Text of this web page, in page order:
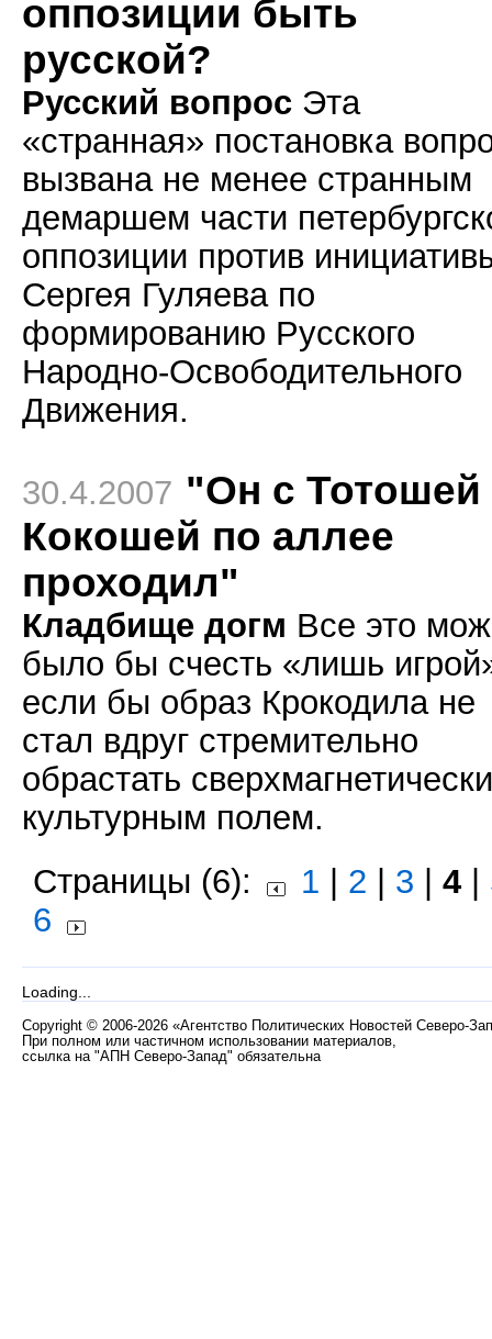
оппозиции быть
русской?
Русский вопрос Эта
«странная» постановка
вызвана не менее странным
демаршем части
оппозиции против
Сергея Гуляева по
формированию Русского
Народно-Освободительного
Движения.
30.4.2007 "Он с Тотошей
Кокошей по аллее
проходил"
Кладбище догм Все это
было бы счесть «лишь
если бы образ Крокодила не
стал вдруг стремительно
обрастать
культурным полем.
Страницы (6):
1 | 2 | 3 | 4 |
6
Loading...
Copyright © 2006-2026 «Агентство Политических Новостей Северо-
При полном или частичном использовании материалов,
ссылка на "АПН Северо-Запад" обязательна